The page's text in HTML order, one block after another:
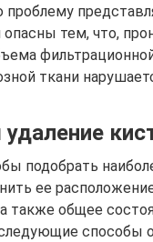
проблему
опасны тем, что,
ткани
подобрать
ее
также общее
способы